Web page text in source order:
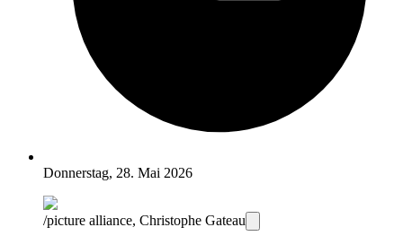
Donnerstag, 28. Mai 2026
/picture alliance, Christophe Gateau